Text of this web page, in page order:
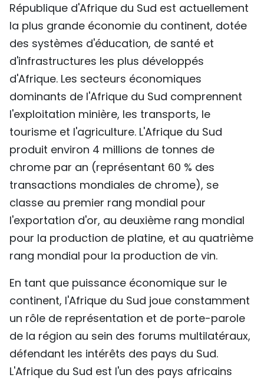
ENGLISH
中文
РУССКИЙ
ESPAÑOL
République d'Afrique du Sud est actuellement
la plus grande économie du continent, dotée
des systèmes d'éducation, de santé et
d'infrastructures les plus développés
d'Afrique. Les secteurs économiques
dominants de l'Afrique du Sud comprennent
l'exploitation minière, les transports, le
tourisme et l'agriculture. L'Afrique du Sud
produit environ 4 millions de tonnes de
chrome par an (représentant 60 % des
transactions mondiales de chrome), se
classe au premier rang mondial pour
l'exportation d'or, au deuxième rang mondial
pour la production de platine, et au quatrième
rang mondial pour la production de vin.
En tant que puissance économique sur le
continent, l'Afrique du Sud joue constamment
un rôle de représentation et de porte-parole
de la région au sein des forums multilatéraux,
défendant les intérêts des pays du Sud.
L'Afrique du Sud est l'un des pays africains